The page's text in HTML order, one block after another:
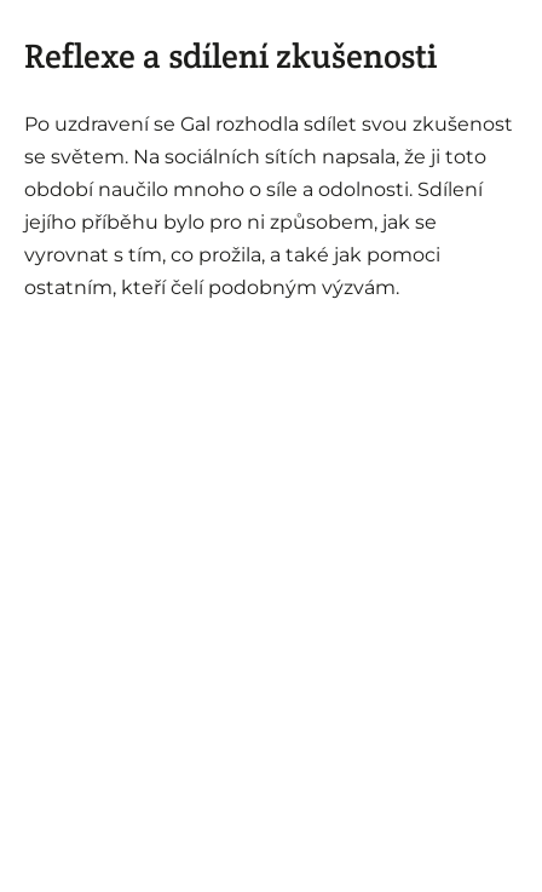
Reflexe a sdílení zkušenosti
Po uzdravení se Gal rozhodla sdílet svou zkušenost
se světem. Na sociálních sítích napsala, že ji toto
období naučilo mnoho o síle a odolnosti. Sdílení
jejího příběhu bylo pro ni způsobem, jak se
vyrovnat s tím, co prožila, a také jak pomoci
ostatním, kteří čelí podobným výzvám.